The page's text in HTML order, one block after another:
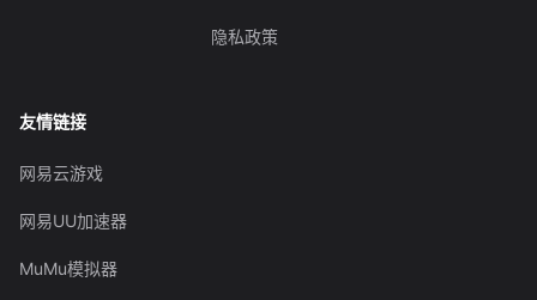
隐私政策
友情链接
网易云游戏
网易UU加速器
MuMu模拟器